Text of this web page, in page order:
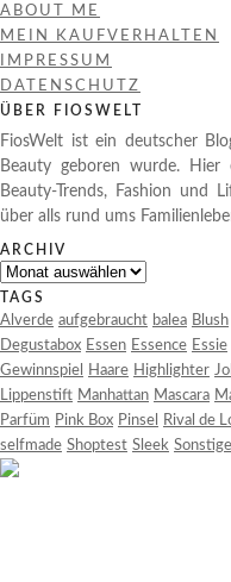
ABOUT ME
MEIN KAUFVERHALTEN
IMPRESSUM
DATENSCHUTZ
ÜBER FIOSWELT
FiosWelt ist ein deutscher
Beauty geboren wurde.
Beauty-Trends, Fashion und
über alls rund ums
ARCHIV
Archiv
TAGS
Alverde aufgebraucht balea Blush
Degustabox Essen Essence Essie
Gewinnspiel
Haare Highlighter
Lippenstift Manhattan Mascara
Parfüm Pink Box Pinsel Rival de
selfmade Shoptest Sleek